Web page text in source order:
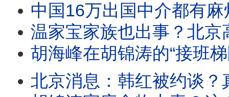
中国16万出国中介都有麻烦？中共出入境19条新规全解析！一个地方公安都有权禁止
温家宝家族也出事？北京高层怎么了！胡锦涛之死不单纯，点了习近平死穴！海内外
胡海峰在胡锦涛的“接班梯队”中！习近平会先下手为强吗？大陆疯传胡锦涛家庭食物中Du，胡
北京消息：韩红被约谈？真正没人敢查的，是那消失的501亿！涉于朦胧案的辛奇，